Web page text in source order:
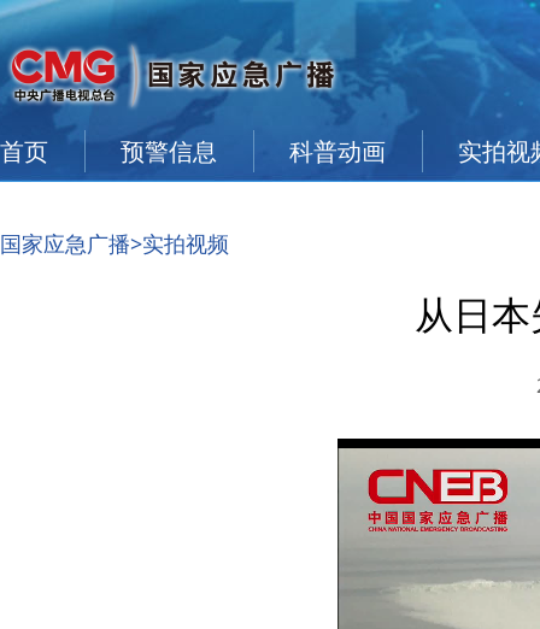
首页 预警信息 科普动画 实拍视
国家应急广播>实拍视频
从日